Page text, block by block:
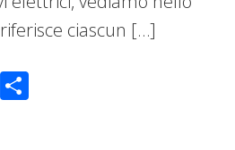
ciascun […]
Email